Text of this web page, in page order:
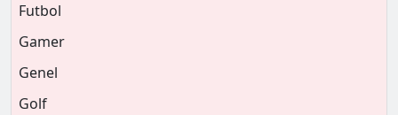
Futbol
Gamer
Genel
Golf